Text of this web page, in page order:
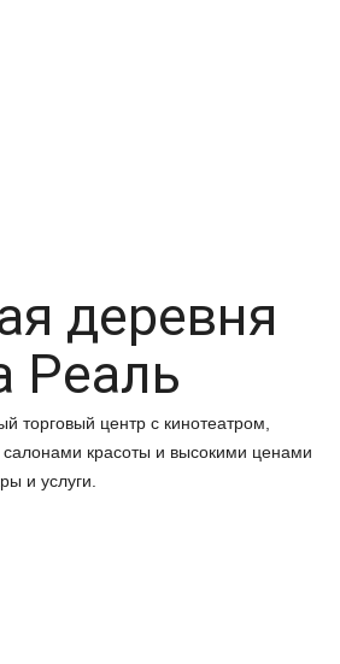
деревня
Реаль
торговый центр с кинотеатром,
красоты и высокими ценами
и услуги.